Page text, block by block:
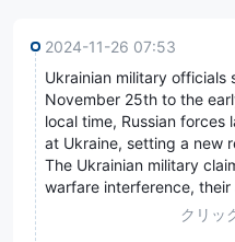
2024-11-26 07:53
Ukrainian military
November 25th to the
local time, Russian
at Ukraine, setting a new
The Ukrainian military
warfare interference,
managed to shoot down
Ukrainian military
evening of November
of November 26th
launched a total of
a new record since
Ukrainian military
warfare interference,
クリッ